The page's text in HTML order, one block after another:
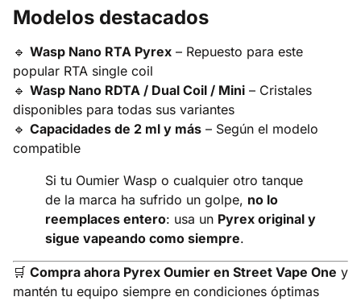
Modelos destacados
🔹 Wasp Nano RTA Pyrex – Repuesto para este
popular RTA single coil
🔹 Wasp Nano RDTA / Dual Coil / Mini – Cristales
disponibles para todas sus variantes
🔹 Capacidades de 2 ml y más – Según el modelo
compatible
Si tu Oumier Wasp o cualquier otro tanque
de la marca ha sufrido un golpe, no lo
reemplaces entero: usa un Pyrex original y
sigue vapeando como siempre.
🛒 Compra ahora Pyrex Oumier en Street Vape One y
mantén tu equipo siempre en condiciones óptimas